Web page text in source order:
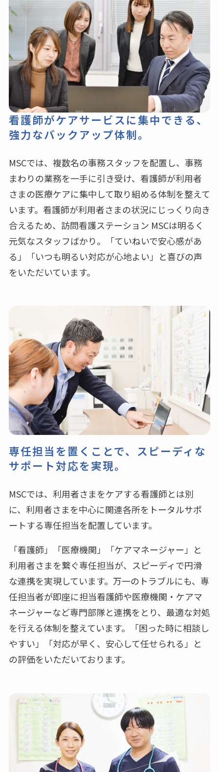
看護師がケアサービスに集中できる、
強力なバックアップ体制。
MSCでは、複数名の事務スタッフを配置し、事務
まわりの業務を一手に引き受け、看護師が利用者
さまの医療ケアに集中して取り組める体制を整えて
います。看護師が利用者さまの状況にじっくり向き
合えるため、訪問看護ステーション MSCは明るく
元気なスタッフばかり。「ていねいで安心感があ
る」「いつも明るい対応が心地よい」と喜びの声
をいただいています。
専任担当を置くことで、 スピーディな
サポート対応を実現。
MSCでは、利用者さまをケアする看護師とは別
に、利用者さまを中心に関連各所をトータルサポ
ートする専任担当を配置しています。
「看護師」「医療機関」「ケアマネージャー」と
利用者さまを繋ぐ専任担当が、スピーディで円滑
な連携を実現しています。万一のトラブルにも、専
任担当者が即座に担当看護師や医療機関・ケアマ
ネージャーなど専門部隊と連携をとり、最適な対処
を行える体制を整えています。「困った時に相談し
やすい」「対応が早く、安心して任せられる」と
の評価をいただいております。